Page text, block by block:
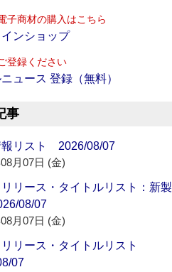
子商材の購入はこちら
ンショップ
登録ください
ュース 登録（無料）
事
報リスト 2026/08/07
月07日 (金)
リース・タイトルリスト：新製
08/07
月07日 (金)
リリース・タイトルリスト
07